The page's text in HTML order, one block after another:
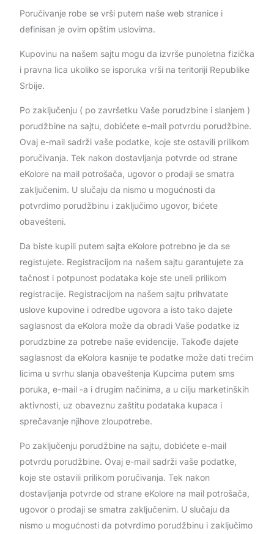
Poručivanje robe se vrši putem naše web stranice i
definisan je ovim opštim uslovima.
Kupovinu na našem sajtu mogu da izvrše punoletna fizička
i pravna lica ukoliko se isporuka vrši na teritoriji Republike
Srbije.
Po zaključenju ( po završetku Vaše porudzbine i slanjem )
porudžbine na sajtu, dobićete e-mail potvrdu porudžbine.
Ovaj e-mail sadrži vaše podatke, koje ste ostavili prilikom
poručivanja. Tek nakon dostavljanja potvrde od strane
eKolore na mail potrošača, ugovor o prodaji se smatra
zaključenim. U slučaju da nismo u mogućnosti da
potvrdimo porudžbinu i zaključimo ugovor, bićete
obavešteni.
Da biste kupili putem sajta eKolore potrebno je da se
registujete. Registracijom na našem sajtu garantujete za
tačnost i potpunost podataka koje ste uneli prilikom
registracije. Registracijom na našem sajtu prihvatate
uslove kupovine i odredbe ugovora a isto tako dajete
saglasnost da eKolora može da obradi Vaše podatke iz
porudzbine za potrebe naše evidencije. Takođe dajete
saglasnost da eKolora kasnije te podatke može dati trećim
licima u svrhu slanja obaveštenja Kupcima putem sms
poruka, e-mail -a i drugim načinima, a u cilju marketinških
aktivnosti, uz obaveznu zaštitu podataka kupaca i
sprečavanje njihove zloupotrebe.
Po zaključenju porudžbine na sajtu, dobićete e-mail
potvrdu porudžbine. Ovaj e-mail sadrži vaše podatke,
koje ste ostavili prilikom poručivanja. Tek nakon
dostavljanja potvrde od strane eKolore na mail potrošača,
ugovor o prodaji se smatra zaključenim. U slučaju da
nismo u mogućnosti da potvrdimo porudžbinu i zaključimo